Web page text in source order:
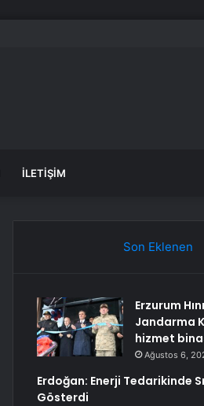
İLETIŞIM
Son Eklenen
Erzurum
Jandarma
hizmet
Ağustos 6,
Erdoğan: Enerji Tedarikinde
Gösterdi